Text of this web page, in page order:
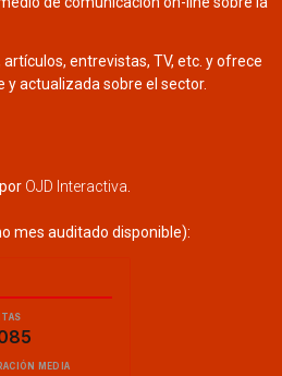
entrevistas, TV, etc. y ofrece
actualizada sobre el sector.
OJD Interactiva
mes auditado disponible):